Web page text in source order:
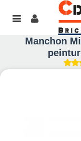
Manchon